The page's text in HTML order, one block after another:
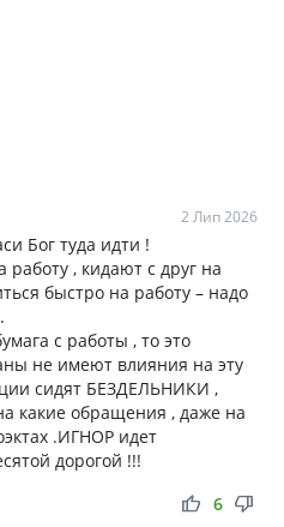
2 Лип 2026
Бог туда идти !
, кидают с друг на
быстро на работу – надо
с работы , то это
не имеют влияния на эту
сидят БЕЗДЕЛЬНИКИ ,
какие обращения , даже на
.ИГНОР идет
дорогой !!!
thumb_up thumb_down
6